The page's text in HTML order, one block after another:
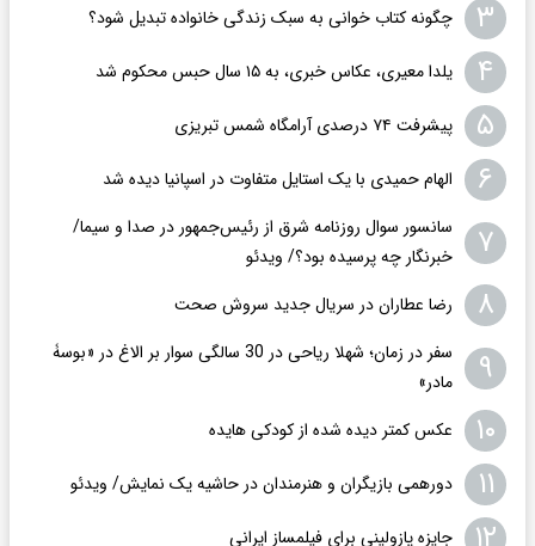
۳ چگونه کتاب خوانی به سبک زندگی خانواده تبدیل شود؟
۴ یلدا معیری، عکاس خبری، به ۱۵ سال حبس محکوم شد
۵ پیشرفت ۷۴ درصدی آرامگاه شمس تبریزی
۶ الهام حمیدی با یک استایل متفاوت در اسپانیا دیده شد
۷
سانسور سوال روزنامه شرق از رئیس‌جمهور در صدا و سیما/
خبرنگار چه پرسیده بود؟/ ویدئو
۸ رضا عطاران در سریال جدید سروش صحت
۹
سفر در زمان؛ شهلا ریاحی در 30 سالگی سوار بر الاغ در «بوسۀ
مادر»
۱۰ عکس کمتر دیده شده از کودکی هایده
۱۱ دورهمی بازیگران و هنرمندان در حاشیه یک نمایش/ ویدئو
جایزه پازولینی برای فیلمساز ایرانی